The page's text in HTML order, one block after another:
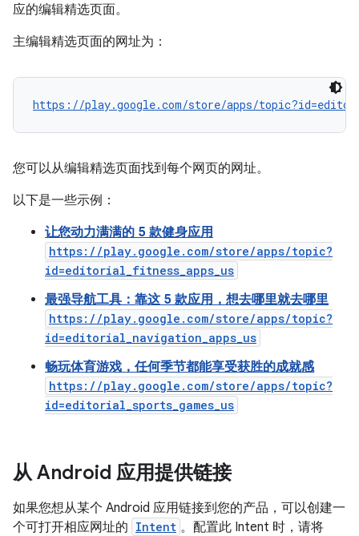
应的编辑精选页面。
主编辑精选页面的网址为：
https://play.google.com/store/apps/
您可以从编辑精选页面找到每个网页的网址。
以下是一些示例：
让您动力满满的 5 款健身应用
https://play.google.com/store/apps/topic?
id=editorial_fitness_apps_us
最强导航工具：靠这 5 款应用，想去哪里就去哪里
https://play.google.com/store/apps/topic?
id=editorial_navigation_apps_us
畅玩体育游戏，任何季节都能享受获胜的成就感
https://play.google.com/store/apps/topic?
id=editorial_sports_games_us
从 Android 应用提供链接
如果您想从某个 Android 应用链接到您的产品，可以创建一
个可打开相应网址的 Intent 。配置此 Intent 时，请将